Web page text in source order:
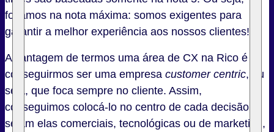
focamos na nota máxima: somos exigentes para
garantir a melhor experiência aos nossos clientes!
A vantagem de termos uma área de CX na Rico é
conseguirmos ser uma empresa customer centric, ou
seja, que foca sempre no cliente. Assim,
conseguimos colocá-lo no centro de cada decisão,
sejam elas comerciais, tecnológicas ou de marketing,